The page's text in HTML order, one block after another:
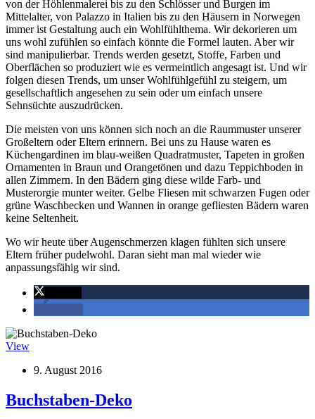
von der Höhlenmalerei bis zu den Schlösser und Burgen im
Mittelalter, von Palazzo in Italien bis zu den Häusern in Norwegen
immer ist Gestaltung auch ein Wohlfühlthema. Wir dekorieren um
uns wohl zufühlen so einfach könnte die Formel lauten. Aber wir
sind manipulierbar. Trends werden gesetzt, Stoffe, Farben und
Oberflächen so produziert wie es vermeintlich angesagt ist. Und wir
folgen diesen Trends, um unser Wohlfühlgefühl zu steigern, um
gesellschaftlich angesehen zu sein oder um einfach unsere
Sehnsüchte auszudrücken.
Die meisten von uns können sich noch an die Raummuster unserer
Großeltern oder Eltern erinnern. Bei uns zu Hause waren es
Küchengardinen im blau-weißen Quadratmuster, Tapeten in großen
Ornamenten in Braun und Orangetönen und dazu Teppichboden in
allen Zimmern. In den Bädern ging diese wilde Farb- und
Musterorgie munter weiter. Gelbe Fliesen mit schwarzen Fugen oder
grüne Waschbecken und Wannen in orange gefliesten Bädern waren
keine Seltenheit.
Wo wir heute über Augenschmerzen klagen fühlten sich unsere
Eltern früher pudelwohl. Daran sieht man mal wieder wie
anpassungsfähig wir sind.
View
9. August 2016
Buchstaben-Deko